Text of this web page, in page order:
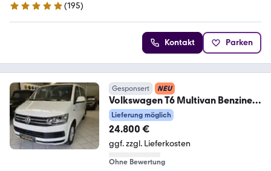
4.8 Sterne
(195)
Kontakt Parken
Gesponsert NEU
Volkswagen T6 Multivan Benziner
Klima 7xSitzer Tisch+Bett
Lieferung möglich
24.800 €
ggf. zzgl. Lieferkosten
Ohne Bewertung